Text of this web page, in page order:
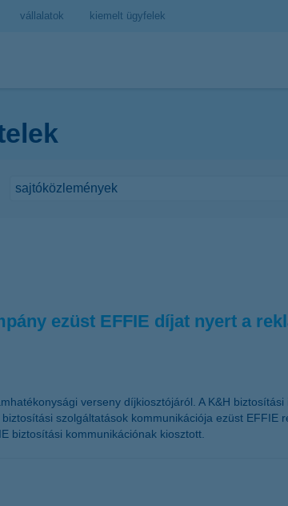
vállalatok kiemelt ügyfelek
ezüst EFFIE díjat nyert a
verseny díjkiosztójáról. A K&H
szolgáltatások kommunikációja ezüst
biztosítási kommunikációnak kiosztott.